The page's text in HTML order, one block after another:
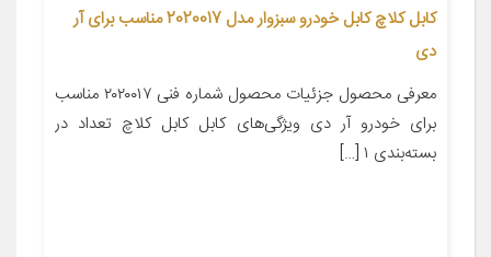
کابل کلاچ کابل خودرو سبزوار مدل 2020017 مناسب برای آر
دی
معرفی محصول جزئیات محصول شماره فنی ۲۰۲۰۰۱۷ مناسب
برای خودرو آر دی ویژگی‌های کابل کابل کلاچ تعداد در
بسته‌بندی ۱ […]